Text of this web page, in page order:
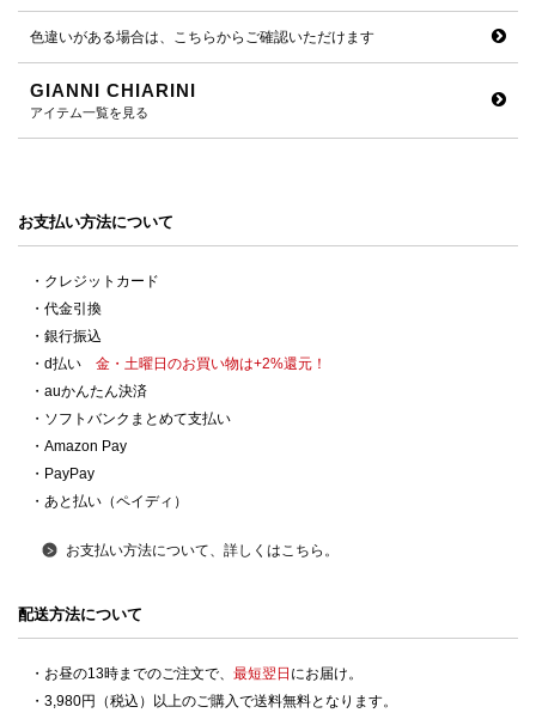
色違いがある場合は、こちらからご確認いただけます
GIANNI CHIARINI
アイテム一覧を見る
お支払い方法について
・クレジットカード
・代金引換
・銀行振込
・d払い 金・土曜日のお買い物は+2%還元！
・auかんたん決済
・ソフトバンクまとめて支払い
・Amazon Pay
・PayPay
・あと払い（ペイディ）
お支払い方法について、詳しくはこちら。
配送方法について
・お昼の13時までのご注文で、 最短翌日 にお届け。
・3,980円（税込）以上のご購入で送料無料となります。